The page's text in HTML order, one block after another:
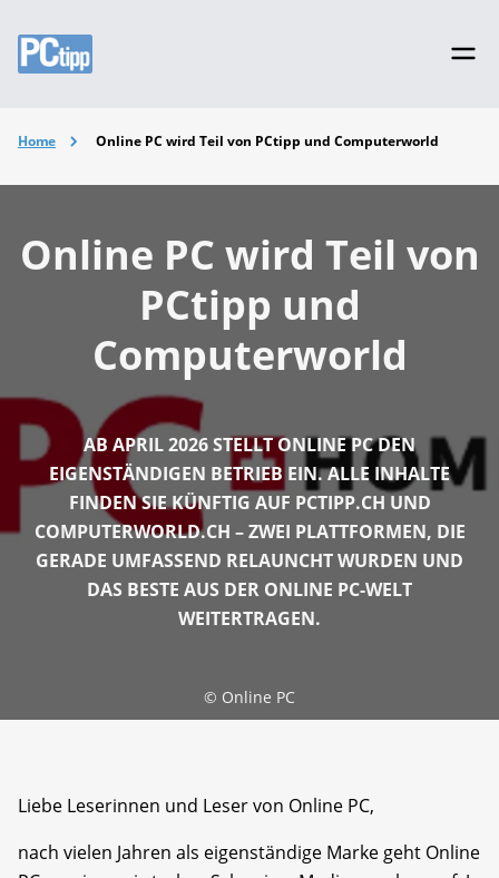
Home Online PC wird Teil von PCtipp und Computerworld
Online PC wird Teil von
PCtipp und
Computerworld
AB APRIL 2026 STELLT ONLINE PC DEN
EIGENSTÄNDIGEN BETRIEB EIN. ALLE INHALTE
FINDEN SIE KÜNFTIG AUF PCTIPP.CH UND
COMPUTERWORLD.CH – ZWEI PLATTFORMEN, DIE
GERADE UMFASSEND RELAUNCHT WURDEN UND
DAS BESTE AUS DER ONLINE PC-WELT
WEITERTRAGEN.
© Online PC
Liebe Leserinnen und Leser von Online PC,
nach vielen Jahren als eigenständige Marke geht Online